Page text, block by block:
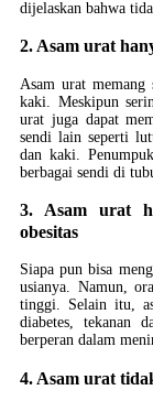
dijelaskan bahwa
2. Asam urat
Asam urat
kaki. Meskipun
urat juga dapat
sendi lain seperti
dan kaki.
berbagai sendi di
3. Asam urat
obesitas
Siapa pun bisa
usianya. Namun,
tinggi. Selain itu,
diabetes, tekanan
berperan dalam
4. Asam urat